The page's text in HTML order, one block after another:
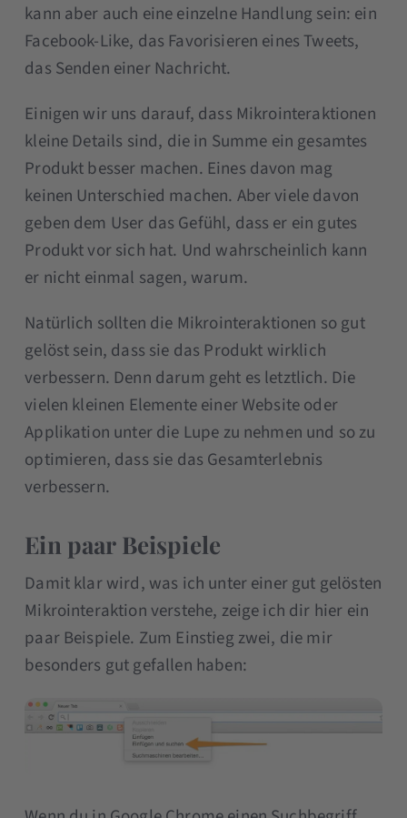
kann aber auch eine einzelne Handlung sein: ein
Facebook-Like, das Favorisieren eines Tweets,
das Senden einer Nachricht.
Einigen wir uns darauf, dass Mikrointeraktionen
kleine Details sind, die in Summe ein gesamtes
Produkt besser machen. Eines davon mag
keinen Unterschied machen. Aber viele davon
geben dem User das Gefühl, dass er ein gutes
Produkt vor sich hat. Und wahrscheinlich kann
er nicht einmal sagen, warum.
Natürlich sollten die Mikrointeraktionen so gut
gelöst sein, dass sie das Produkt wirklich
verbessern. Denn darum geht es letztlich. Die
vielen kleinen Elemente einer Website oder
Applikation unter die Lupe zu nehmen und so zu
optimieren, dass sie das Gesamterlebnis
verbessern.
Ein paar Beispiele
Damit klar wird, was ich unter einer gut gelösten
Mikrointeraktion verstehe, zeige ich dir hier ein
paar Beispiele. Zum Einstieg zwei, die mir
besonders gut gefallen haben: